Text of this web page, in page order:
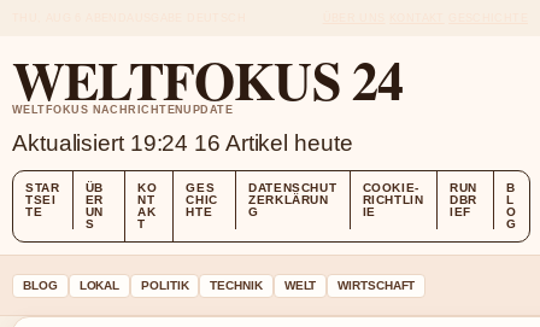
WELTFOKUS 24
WELTFOKUS NACHRICHTENUPDATE
Aktualisiert 19:24 16 Artikel heute
STAR
TSEI
TE
ÜB
ER
UN
S
KO
NT
AK
T
GES
CHIC
HTE
DATENSCHUT
ZERKLÄRUN
G
COOKIE-
RICHTLIN
IE
RUN
DBR
IEF
B
L
O
G
BLOG LOKAL POLITIK TECHNIK WELT WIRTSCHAFT